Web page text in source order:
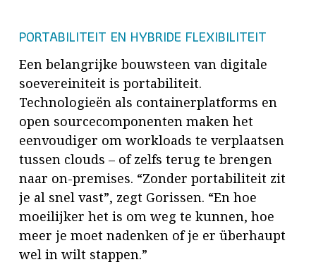
PORTABILITEIT EN HYBRIDE FLEXIBILITEIT
Een belangrijke bouwsteen van digitale
soevereiniteit is portabiliteit.
Technologieën als containerplatforms en
open sourcecomponenten maken het
eenvoudiger om workloads te verplaatsen
tussen clouds – of zelfs terug te brengen
naar on-premises. “Zonder portabiliteit zit
je al snel vast”, zegt Gorissen. “En hoe
moeilijker het is om weg te kunnen, hoe
meer je moet nadenken of je er überhaupt
wel in wilt stappen.”